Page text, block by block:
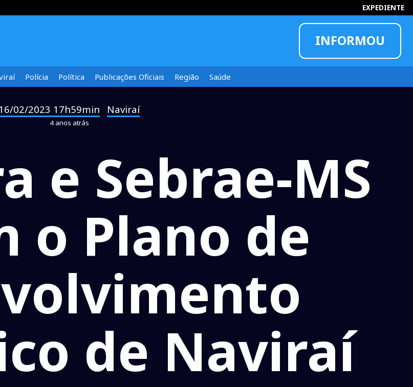
EXPEDIENTE
INFORMOU
Polícia Política Publicações Oficiais Região Saúde
02/2023 17h59min Naviraí
4 anos atrás
e Sebrae-MS
o Plano de
de Naviraí